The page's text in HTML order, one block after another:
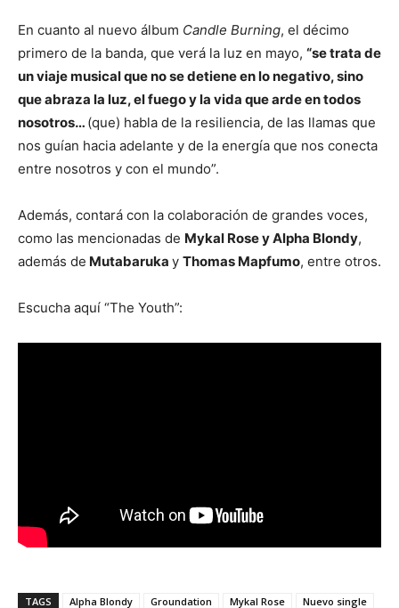
En cuanto al nuevo álbum Candle Burning, el décimo
primero de la banda, que verá la luz en mayo, “se trata de
un viaje musical que no se detiene en lo negativo, sino
que abraza la luz, el fuego y la vida que arde en todos
nosotros… (que) habla de la resiliencia, de las llamas que
nos guían hacia adelante y de la energía que nos conecta
entre nosotros y con el mundo”.
Además, contará con la colaboración de grandes voces,
como las mencionadas de Mykal Rose y Alpha Blondy,
además de Mutabaruka y Thomas Mapfumo, entre otros.
Escucha aquí “The Youth”:
TAGS Alpha Blondy Groundation Mykal Rose Nuevo single